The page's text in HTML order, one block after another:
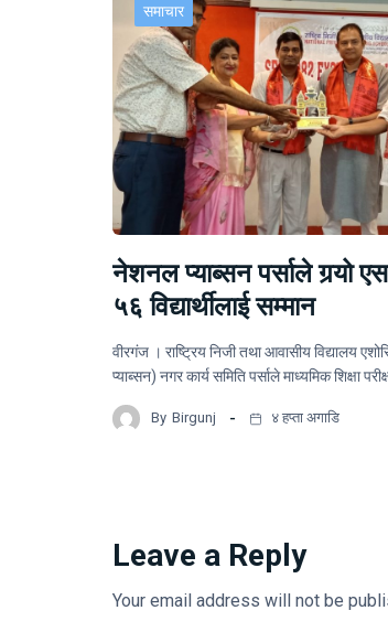
समाचार
नेशनल प्याब्सन पर्साले गर्‍यो
५६ विद्यार्थीलाई सम्मान
वीरगंज । राष्ट्रिय निजी तथा आवासीय विद्यालय
प्याब्सन) नगर कार्य समिति पर्साले माध्यमिक शिक्षा
By Birgunj ४ हप्ता अगाडि
Leave a Reply
Your email address will not be